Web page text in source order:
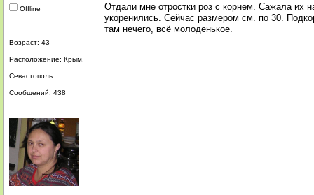
Offline
Возраст: 43
Расположение: Крым,
Севастополь
Сообщений: 438
Отдали мне отростки роз с корнем. Сажала их
укоренились. Сейчас размером см. по 30.
там нечего, всё молоденькое.